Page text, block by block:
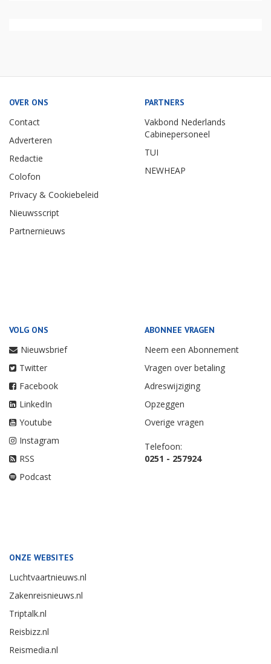
OVER ONS
Contact
Adverteren
Redactie
Colofon
Privacy & Cookiebeleid
Nieuwsscript
Partnernieuws
PARTNERS
Vakbond Nederlands
Cabinepersoneel
TUI
NEWHEAP
VOLG ONS
Nieuwsbrief
Twitter
Facebook
LinkedIn
Youtube
Instagram
RSS
Podcast
ABONNEE VRAGEN
Neem een Abonnement
Vragen over betaling
Adreswijziging
Opzeggen
Overige vragen
Telefoon:
0251 - 257924
ONZE WEBSITES
Luchtvaartnieuws.nl
Zakenreisnieuws.nl
Triptalk.nl
Reisbizz.nl
Reismedia.nl